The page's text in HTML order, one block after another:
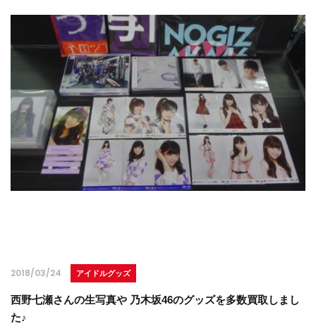
2018/03/24 アイドルグッズ
西野七瀬さんの生写真や 乃木坂46のグッズを多数買取しまし
た♪